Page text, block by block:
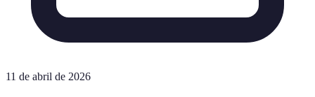
11 de abril de 2026